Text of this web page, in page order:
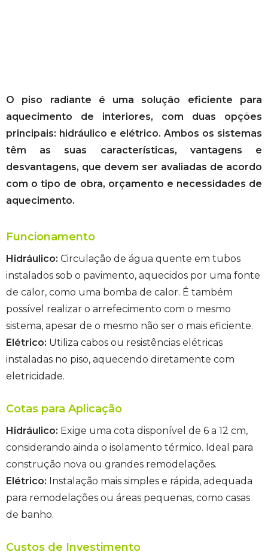
O piso radiante é uma solução eficiente para
aquecimento de interiores, com duas opções
principais: hidráulico e elétrico. Ambos os sistemas
têm as suas características, vantagens e
desvantagens, que devem ser avaliadas de acordo
com o tipo de obra, orçamento e necessidades de
aquecimento.
Funcionamento
Hidráulico: Circulação de água quente em tubos
instalados sob o pavimento, aquecidos por uma fonte
de calor, como uma bomba de calor. É também
possível realizar o arrefecimento com o mesmo
sistema, apesar de o mesmo não ser o mais eficiente.
Elétrico: Utiliza cabos ou resistências elétricas
instaladas no piso, aquecendo diretamente com
eletricidade.
Cotas para Aplicação
Hidráulico: Exige uma cota disponível de 6 a 12 cm,
considerando ainda o isolamento térmico. Ideal para
construção nova ou grandes remodelações.
Elétrico: Instalação mais simples e rápida, adequada
para remodelações ou áreas pequenas, como casas
de banho.
Custos de Investimento